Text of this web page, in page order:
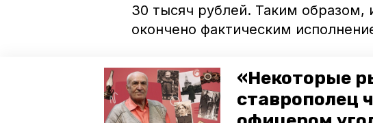
«Некоторые
ставрополец
30 тысяч рублей. Таким образом,
окончено фактическим
Напомним, недавно
пьяных водителей. Причём в
местные жители, которые